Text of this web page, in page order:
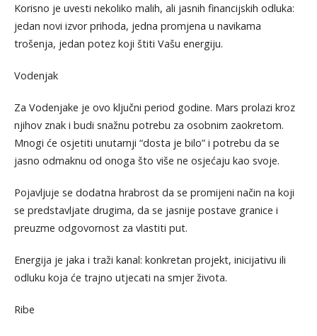
Korisno je uvesti nekoliko malih, ali jasnih financijskih odluka:
jedan novi izvor prihoda, jedna promjena u navikama
trošenja, jedan potez koji štiti Vašu energiju.
Vodenjak
Za Vodenjake je ovo ključni period godine. Mars prolazi kroz
njihov znak i budi snažnu potrebu za osobnim zaokretom.
Mnogi će osjetiti unutarnji “dosta je bilo” i potrebu da se
jasno odmaknu od onoga što više ne osjećaju kao svoje.
Pojavljuje se dodatna hrabrost da se promijeni način na koji
se predstavljate drugima, da se jasnije postave granice i
preuzme odgovornost za vlastiti put.
Energija je jaka i traži kanal: konkretan projekt, inicijativu ili
odluku koja će trajno utjecati na smjer života.
Ribe